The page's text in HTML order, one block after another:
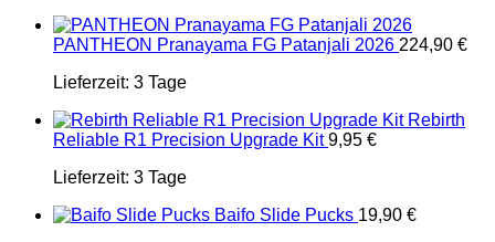
PANTHEON Pranayama FG Patanjali 2026 224,90 €
Lieferzeit: 3 Tage
Rebirth
Reliable R1 Precision Upgrade Kit 9,95 €
Lieferzeit: 3 Tage
Baifo Slide Pucks 19,90 €